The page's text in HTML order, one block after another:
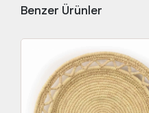
Benzer Ürünler